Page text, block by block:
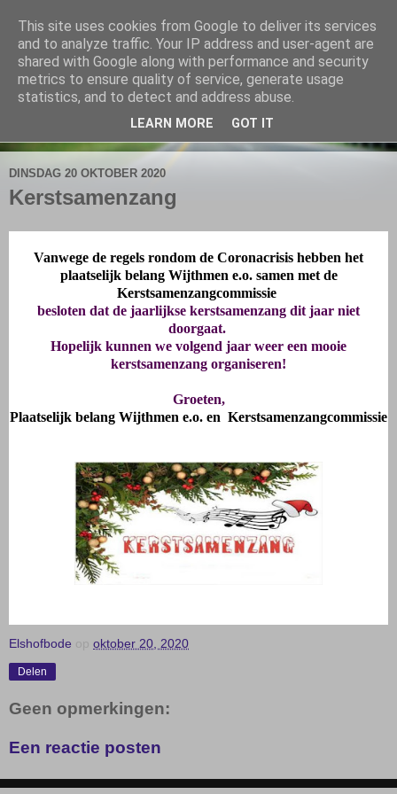
De Elshofbode
Nieuws uit Wijthmen, Herfte en Zalné.
DINSDAG 20 OKTOBER 2020
Kerstsamenzang
Vanwege de regels rondom de Coronacrisis hebben het
plaatselijk belang Wijthmen e.o. samen met de
Kerstsamenzangcommissie
besloten dat de jaarlijkse kerstsamenzang dit jaar niet
doorgaat.
Hopelijk kunnen we volgend jaar weer een mooie
kerstsamenzang organiseren!
Groeten,
Plaatselijk belang Wijthmen e.o. en Kerstsamenzangcommissie
Elshofbode op oktober 20, 2020
Delen
Geen opmerkingen:
Een reactie posten
This site uses cookies from Google to deliver its services
and to analyze traffic. Your IP address and user-agent are
shared with Google along with performance and security
metrics to ensure quality of service, generate usage
statistics, and to detect and address abuse.
LEARN MORE GOT IT